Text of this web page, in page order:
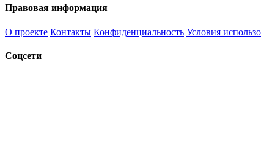
Правовая информация
О проекте Контакты Конфиденциальность Условия
Соцсети